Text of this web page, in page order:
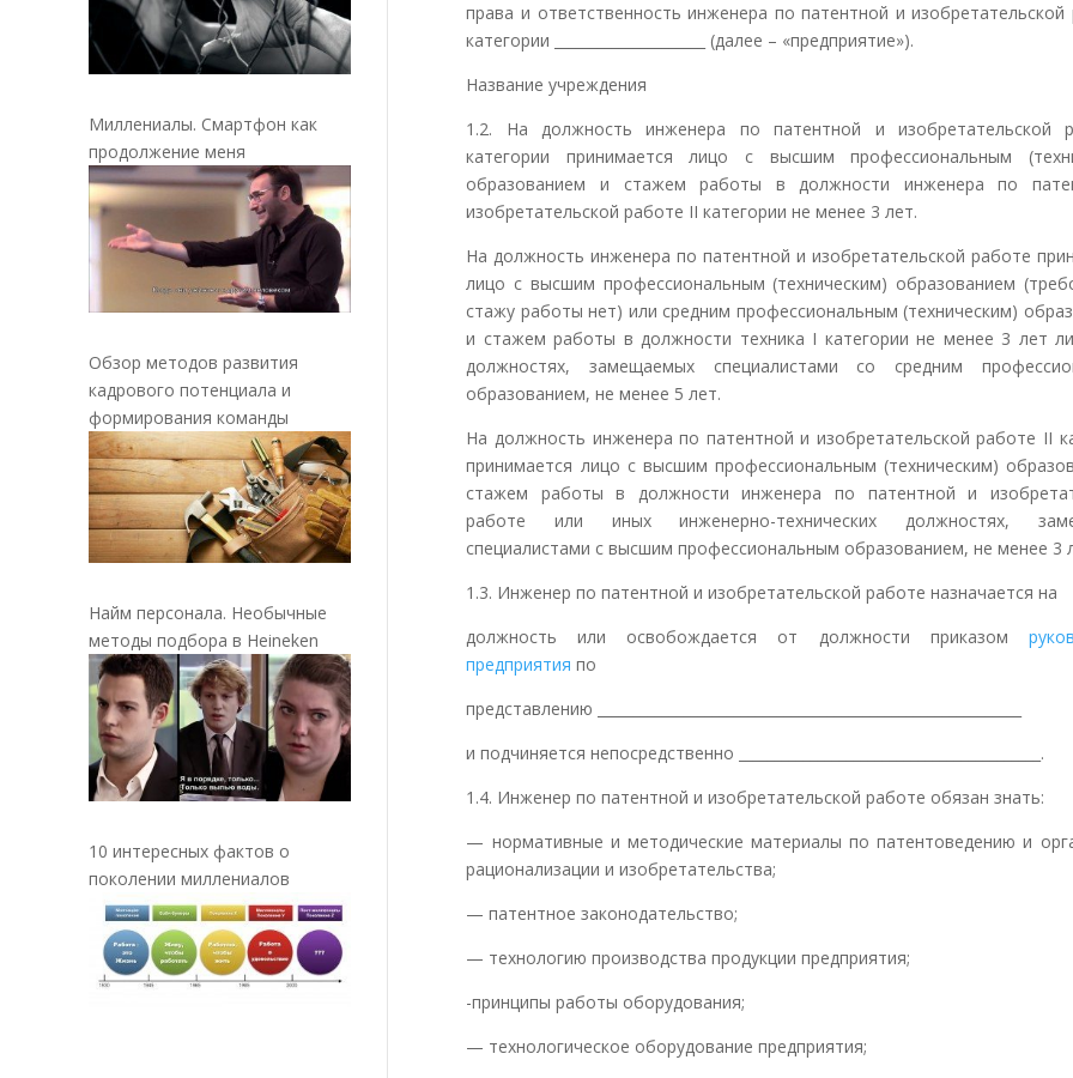
Миллениалы. Смартфон как
продолжение меня
Обзор методов развития
кадрового потенциала и
формирования команды
Найм персонала. Необычные
методы подбора в Heineken
10 интересных фактов о
поколении миллениалов
права и ответственность инженера по патентной и
категории _____________________ (далее – «предприятие»).
Название учреждения
1.2. На должность инженера по патентной и изобретательской
категории принимается лицо с высшим профессиональным
образованием и стажем работы в должности инженера по
изобретательской работе II категории не менее 3 лет.
На должность инженера по патентной и изобретательской работе
лицо с высшим профессиональным (техническим) образованием
стажу работы нет) или средним профессиональным (техническим)
и стажем работы в должности техника I категории не менее 3 лет
должностях, замещаемых специалистами со средним
образованием, не менее 5 лет.
На должность инженера по патентной и изобретательской работе II
принимается лицо с высшим профессиональным (техническим)
стажем работы в должности инженера по патентной и
работе или иных инженерно-технических должностях,
специалистами с высшим профессиональным образованием, не менее 3
1.3. Инженер по патентной и изобретательской работе назначается на
должность или освобождается от должности приказом
предприятия по
представлению ___________________________________________________________
и подчиняется непосредственно __________________________________________.
1.4. Инженер по патентной и изобретательской работе обязан знать:
— нормативные и методические материалы по патентоведению и
рационализации и изобретательства;
— патентное законодательство;
— технологию производства продукции предприятия;
-принципы работы оборудования;
— технологическое оборудование предприятия;